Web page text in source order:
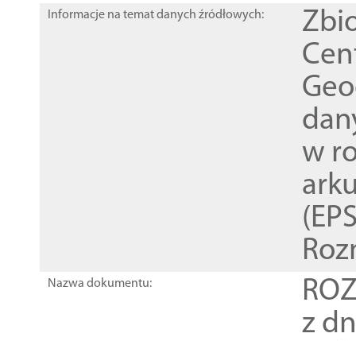
Informacje na temat danych źródłowych:
w
Nazwa dokumentu:
z